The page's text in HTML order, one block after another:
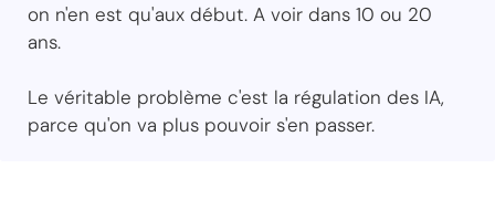
on n'en est qu'aux début. A voir dans 10 ou 20
ans.
Le véritable problème c'est la régulation des IA,
parce qu'on va plus pouvoir s'en passer.